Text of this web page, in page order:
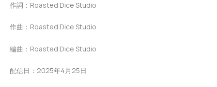
作詞：Roasted Dice Studio
作曲：Roasted Dice Studio
編曲：Roasted Dice Studio
配信日：2025年4月25日